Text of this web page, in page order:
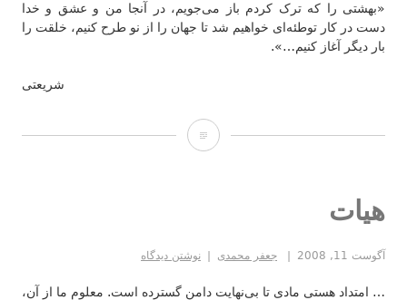
«بهشتی را که ترک کردم باز می‌جویم، در آنجا من و عشق و خدا
دست در کار توطئه‌ای خواهیم شد تا جهان را از نو طرح کنیم، خلقت را
بار دیگر آغاز کنیم…».
شریعتی
خلقت
هیات
آگوست 11, 2008 جعفر محمدی نوشتن دیدگاه
… امتداد هستی مادی تا بی‌نهایت دامن گسترده است. معلوم ما از آن،